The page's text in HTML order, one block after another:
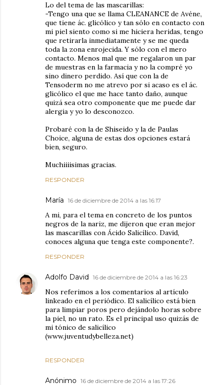
Lo del tema de las mascarillas:
-Tengo una que se llama CLEANANCE de Avéne,
que tiene ác. glicólico y tan sólo en contacto con
mi piel siento como si me hiciera heridas, tengo
que retirarla inmediatamente y se me queda
toda la zona enrojecida. Y sólo con el mero
contacto. Menos mal que me regalaron un par
de muestras en la farmacia y no la compré yo
sino dinero perdido. Así que con la de
Tensoderm no me atrevo por si acaso es el ác.
glicólico el que me hace tanto daño, aunque
quizá sea otro componente que me puede dar
alergia y yo lo desconozco.
Probaré con la de Shiseido y la de Paulas
Choice, alguna de estas dos opciones estará
bien, seguro.
Muchiiiisimas gracias.
RESPONDER
María 16 de diciembre de 2014 a las 16:17
A mi, para el tema en concreto de los puntos
negros de la nariz, me dijeron que eran mejor
las mascarillas con Ácido Salicílico. David,
conoces alguna que tenga este componente?.
RESPONDER
Adolfo David 16 de diciembre de 2014 a las 16:23
Nos referimos a los comentarios al artículo
linkeado en el periódico. El salicílico está bien
para limpiar poros pero dejándolo horas sobre
la piel, no un rato. Es el principal uso quizás de
mi tónico de salicílico
(www.juventudybelleza.net)
RESPONDER
Anónimo 16 de diciembre de 2014 a las 17:26